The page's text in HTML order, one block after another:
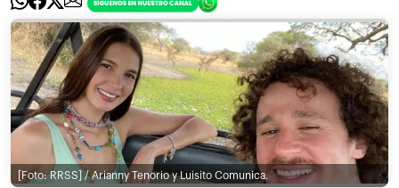
[Foto: RRSS] / Arianny Tenorio y Luisito Comunica.